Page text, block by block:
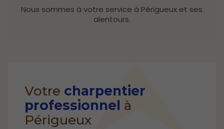
Nous sommes à votre service à Périgueux et ses
alentours.
Votre charpentier
professionnel à
Périgueux